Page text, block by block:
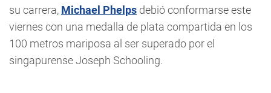
su carrera, Michael Phelps debió conformarse este
viernes con una medalla de plata compartida en los
100 metros mariposa al ser superado por el
singapurense Joseph Schooling.